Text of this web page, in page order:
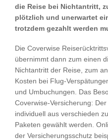
die Reise bei Nichtantritt,
plötzlich und unerwartet
trotzdem gezahlt werden
Die Coverwise
übernimmt dann zum einen
Nichtantritt der Reise, zum
Kosten bei Flug-
und Umbuchungen. Das
Coverwise-Versicherung:
individuell aus verschieden
Paketen gewählt werden.
der Versicherungsschutz